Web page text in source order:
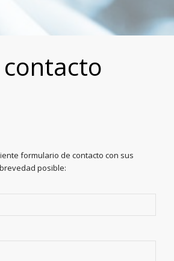
formulario de contacto con sus
posible: